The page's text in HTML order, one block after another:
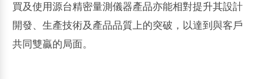
買及使用源台精密量測儀器產品亦能相對提升其設計
開發、生產技術及產品品質上的突破，以達到與客戶
共同雙贏的局面。